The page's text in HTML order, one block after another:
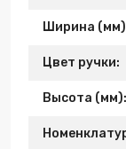
Ширина
Цвет ручки:
Высота (мм):